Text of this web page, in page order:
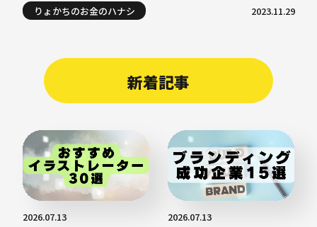
りょかちのお金のハナシ 2023.11.29
新着記事
2026.07.13
2026.07.13